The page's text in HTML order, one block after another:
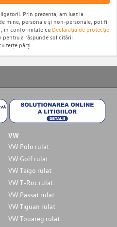
Prin prezenta, am luat la
mine, personale și non-personale, pot fi
, in conformitate cu Declarația de protecție
pentru a răspunde solicitării
terțe părți.
VW
VW Polo rulat
VW Golf rulat
VW Taigo rulat
VW T-Roc rulat
VW Passat rulat
VW Tiguan rulat
VW Touareg rulat